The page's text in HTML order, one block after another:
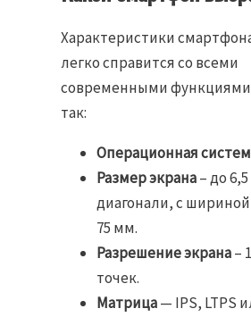
Характеристики
легко справится со всеми
современными функциями
так:
Операционная
Размер экрана– до
диагонали, с
75 мм.
Разрешение экрана–
точек.
Матрица— IPS, LTPS